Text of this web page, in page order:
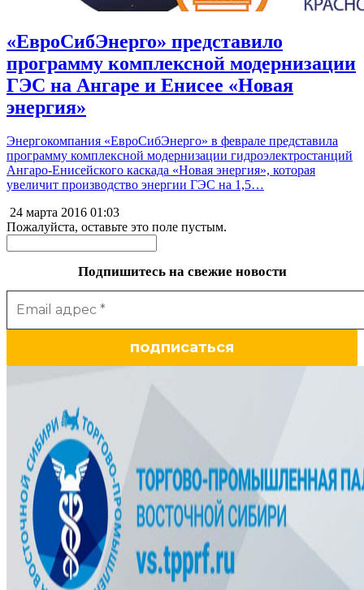
«ЕвроСибЭнерго» представило
программу комплексной модернизации
ГЭС на Ангаре и Енисее «Новая
энергия»
Энергокомпания «ЕвроСибЭнерго» в феврале представила
программу комплексной модернизации гидроэлектростанций
Ангаро-Енисейского каскада «Новая энергия», которая
увеличит производство энергии ГЭС на 1,5…
24 марта 2016 01:03
Пожалуйста, оставьте это поле пустым.
Подпишитесь на свежие новости